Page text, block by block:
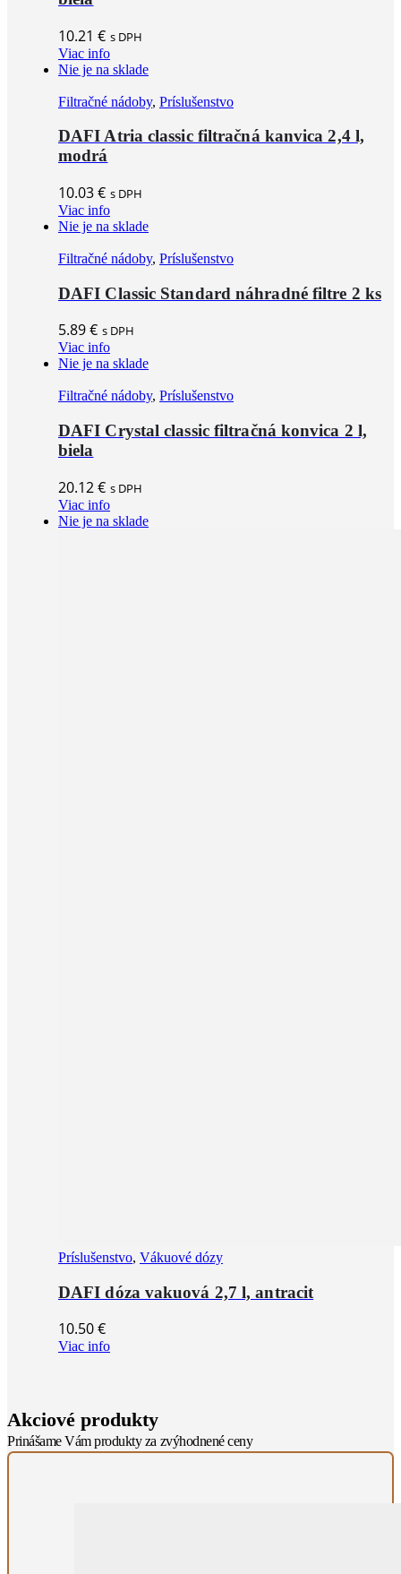
10.21€ s DPH
Viac info
Nie je na sklade
Filtračné nádoby, Príslušenstvo
DAFI Atria classic filtračná kanvica 2,4 l,
modrá
10.03€ s DPH
Viac info
Nie je na sklade
Filtračné nádoby, Príslušenstvo
DAFI Classic Standard náhradné filtre 2 ks
5.89€ s DPH
Viac info
Nie je na sklade
Filtračné nádoby, Príslušenstvo
DAFI Crystal classic filtračná konvica 2 l,
biela
20.12€ s DPH
Viac info
Nie je na sklade
Príslušenstvo, Vákuové dózy
DAFI dóza vakuová 2,7 l, antracit
10.50€
Viac info
Akciové produkty
Prinášame Vám produkty za zvýhodnené ceny